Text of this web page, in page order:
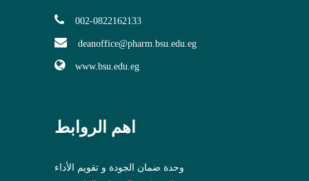
002-0822162133
deanoffice@pharm.bsu.edu.eg
www.bsu.edu.eg
اهم الروابط
وحدة ضمان الجودة و تقويم الأداء